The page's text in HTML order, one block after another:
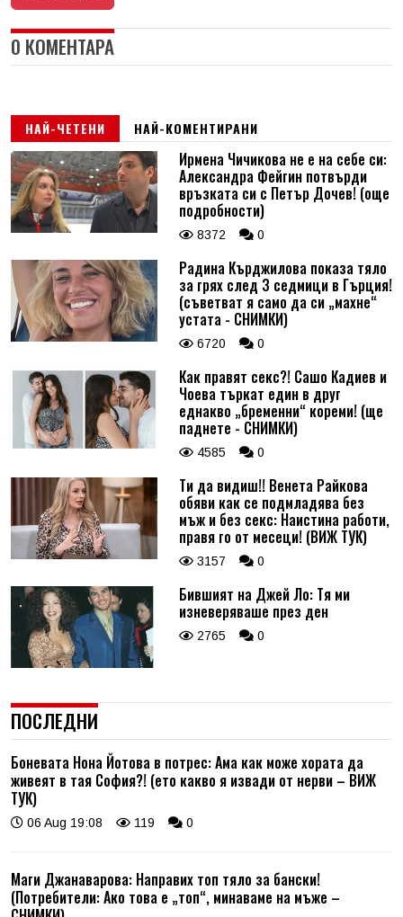
0 КОМЕНТАРА
НАЙ-ЧЕТЕНИ НАЙ-КОМЕНТИРАНИ
Ирмена Чичикова не е на себе си:
Александра Фейгин потвърди
връзката си с Петър Дочев! (още
подробности)
8372 0
Радина Кърджилова показа тяло
за грях след 3 седмици в Гърция!
(съветват я само да си „махне“
устата - СНИМКИ)
6720 0
Как правят секс?! Сашо Кадиев и
Чоева търкат един в друг
еднакво „бременни“ кореми! (ще
паднете - СНИМКИ)
4585 0
Ти да видиш!! Венета Райкова
обяви как се подмладява без
мъж и без секс: Наистина работи,
правя го от месеци! (ВИЖ ТУК)
3157 0
Бившият на Джей Ло: Тя ми
изневеряваше през ден
2765 0
ПОСЛЕДНИ
Боневата Нона Йотова в потрес: Ама как може хората да
живеят в тая София?! (ето какво я извади от нерви – ВИЖ
ТУК)
06 Aug 19:08 119 0
Маги Джанаварова: Направих топ тяло за бански!
(Потребители: Ако това е „топ“, минаваме на мъже –